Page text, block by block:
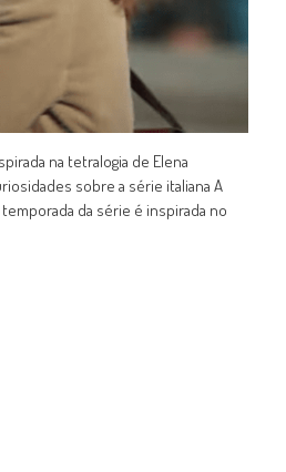
na tetralogia de Elena
sobre a série italiana A
da série é inspirada no